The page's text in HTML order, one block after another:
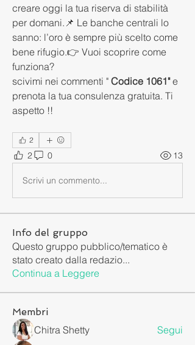
creare oggi la tua riserva di stabilità
per domani.📌 Le banche centrali lo
sanno: l’oro è sempre più scelto come
bene rifugio.👉 Vuoi scoprire come
funziona?
scivimi nei commenti " Codice 1061" e
prenota la tua consulenza gratuita. Ti
aspetto !!
2
2 0 13
Scrivi un commento...
Info del gruppo
Questo gruppo pubblico/tematico è
stato creato dalla redazio...
Continua a Leggere
Membri
Chitra Shetty
Segui